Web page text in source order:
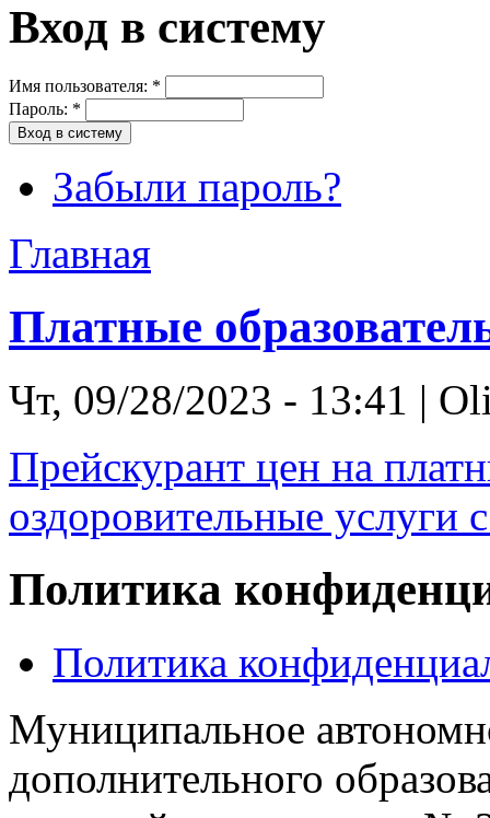
Вход в систему
Имя пользователя: *
Пароль: *
Забыли пароль?
Главная
Платные
Чт, 09/28/2023 - 13:41 |
Прейскурант цен на
оздоровительные услуги
Политика
Политика
Муниципальное
дополнительного